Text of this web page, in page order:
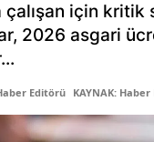
için kritik
2026 asgari
Editörü KAYNAK: